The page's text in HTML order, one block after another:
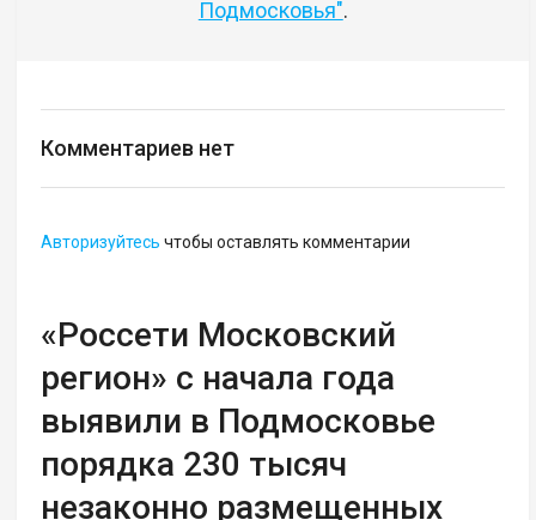
Подмосковья".
Комментариев нет
Авторизуйтесь чтобы оставлять комментарии
«Россети Московский
регион» с начала года
выявили в Подмосковье
порядка 230 тысяч
незаконно размещенных